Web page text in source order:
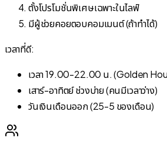
ตั้งโปรโมชั่นพิเศษเฉพาะในไลฟ์
มีผู้ช่วยคอยตอบคอมเมนต์ (ถ้าทำได้)
เวลาที่ดี:
เวลา 19.00-22.00 น. (Golden
เสาร์-อาทิตย์ ช่วงบ่าย (คนมีเวลาว่าง)
วันเงินเดือนออก (25-5 ของเดือน)